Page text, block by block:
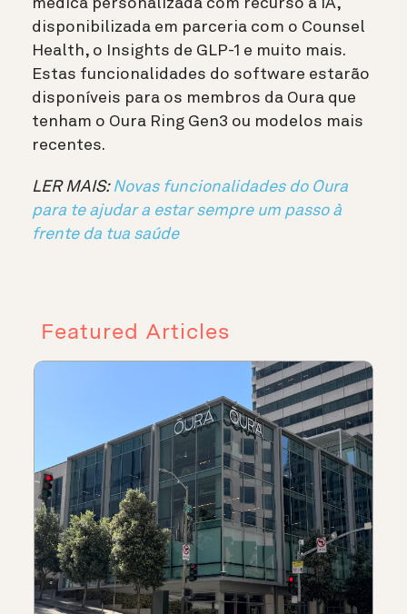
médica personalizada com recurso a IA,
disponibilizada em parceria com o Counsel
Health, o Insights de GLP-1 e muito mais.
Estas funcionalidades do software estarão
disponíveis para os membros da Oura que
tenham o Oura Ring Gen3 ou modelos mais
recentes.
LER MAIS: Novas funcionalidades do Oura
para te ajudar a estar sempre um passo à
frente da tua saúde
Featured Articles